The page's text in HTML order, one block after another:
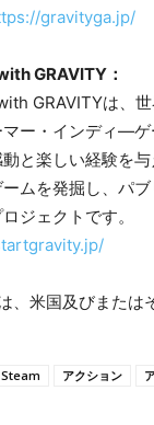
gravityga.jp/
GRAVITY：
GRAVITYは、
マー・インディ―ゲ
動と楽しい経験を
ムを発掘し、パ
ジェクトです。
、米国及びまたは
Steam アクション